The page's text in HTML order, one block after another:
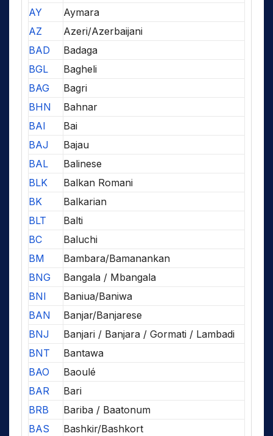
AY
Aymara
AZ
Azeri/Azerbaijani
BAD
Badaga
BGL
Bagheli
BAG
Bagri
BHN
Bahnar
BAI
Bai
BAJ
Bajau
BAL
Balinese
BLK
Balkan Romani
BK
Balkarian
BLT
Balti
BC
Baluchi
BM
Bambara/Bamanankan
BNG
Bangala / Mbangala
BNI
Baniua/Baniwa
BAN
Banjar/Banjarese
BNJ
Banjari / Banjara / Gormati / Lambadi
BNT
Bantawa
BAO
Baoulé
BAR
Bari
BRB
Bariba / Baatonum
BAS
Bashkir/Bashkort